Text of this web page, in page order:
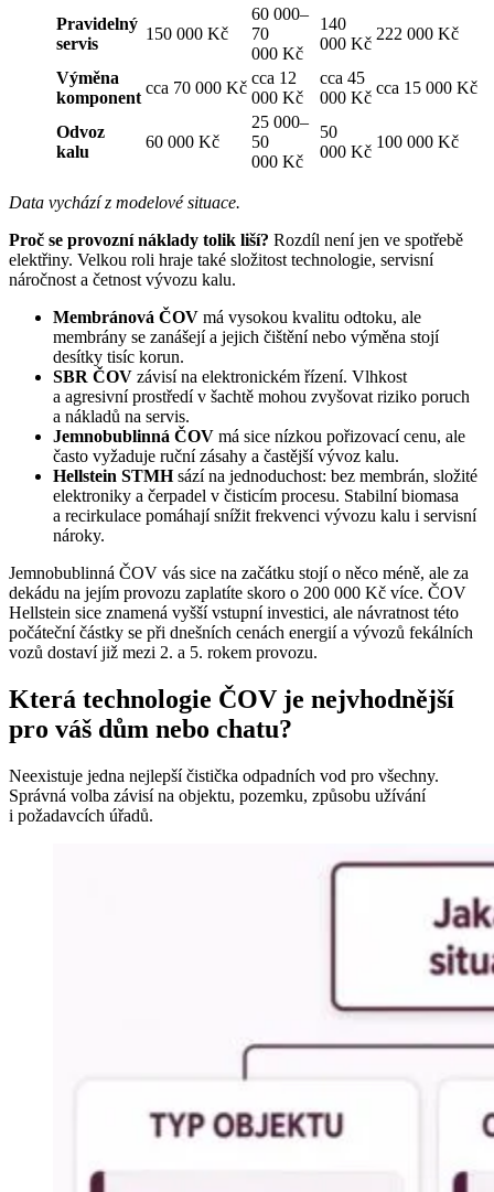
Pravidelný
servis
150 000 Kč
60 000–
70
000 Kč
140
000 Kč
222 000 Kč
Výměna
komponent
cca 70 000 Kč
cca 12
000 Kč
cca 45
000 Kč
cca 15 000 Kč
Odvoz
kalu
60 000 Kč
25 000–
50
000 Kč
50
000 Kč
100 000 Kč
Data vychází z modelové situace.
Proč se provozní náklady tolik liší? Rozdíl není jen ve spotřebě
elektřiny. Velkou roli hraje také složitost technologie, servisní
náročnost a četnost vývozu kalu.
Membránová ČOV má vysokou kvalitu odtoku, ale
membrány se zanášejí a jejich čištění nebo výměna stojí
desítky tisíc korun.
SBR ČOV závisí na elektronickém řízení. Vlhkost
a agresivní prostředí v šachtě mohou zvyšovat riziko poruch
a nákladů na servis.
Jemnobublinná ČOV má sice nízkou pořizovací cenu, ale
často vyžaduje ruční zásahy a častější vývoz kalu.
Hellstein STMHsází na jednoduchost: bez membrán, složité
elektroniky a čerpadel v čisticím procesu. Stabilní biomasa
a recirkulace pomáhají snížit frekvenci vývozu kalu i servisní
nároky.
Jemnobublinná ČOV vás sice na začátku stojí o něco méně, ale za
dekádu na jejím provozu zaplatíte skoro o 200 000 Kč více. ČOV
Hellstein sice znamená vyšší vstupní investici, ale návratnost této
počáteční částky se při dnešních cenách energií a vývozů fekálních
vozů dostaví již mezi 2. a 5. rokem provozu.
Která technologie ČOV je nejvhodnější
pro váš dům nebo chatu?
Neexistuje jedna nejlepší čistička odpadních vod pro všechny.
Správná volba závisí na objektu, pozemku, způsobu užívání
i požadavcích úřadů.